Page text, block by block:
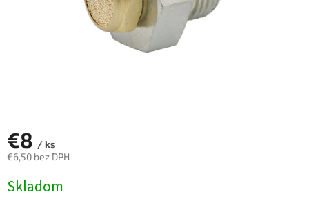
€8 / ks
€6,50 bez DPH
cena:
Skladom